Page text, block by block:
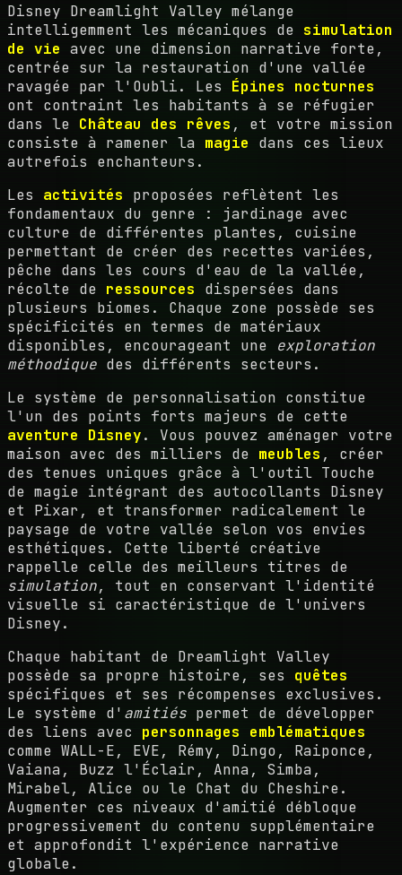
Disney Dreamlight Valley mélange
intelligemment les mécaniques de simulation
de vie avec une dimension narrative forte,
centrée sur la restauration d'une vallée
ravagée par l'Oubli. Les Épines nocturnes
ont contraint les habitants à se réfugier
dans le Château des rêves , et votre mission
consiste à ramener la magie dans ces lieux
autrefois enchanteurs.
Les activités proposées reflètent les
fondamentaux du genre : jardinage avec
culture de différentes plantes, cuisine
permettant de créer des recettes variées,
pêche dans les cours d'eau de la vallée,
récolte de ressources dispersées dans
plusieurs biomes. Chaque zone possède ses
spécificités en termes de matériaux
disponibles, encourageant une exploration
méthodique des différents secteurs.
Le système de personnalisation constitue
l'un des points forts majeurs de cette
aventure Disney. Vous pouvez aménager votre
maison avec des milliers de meubles , créer
des tenues uniques grâce à l'outil Touche
de magie intégrant des autocollants Disney
et Pixar, et transformer radicalement le
paysage de votre vallée selon vos envies
esthétiques. Cette liberté créative
rappelle celle des meilleurs titres de
simulation, tout en conservant l'identité
visuelle si caractéristique de l'univers
Disney.
Chaque habitant de Dreamlight Valley
possède sa propre histoire, ses quêtes
spécifiques et ses récompenses exclusives.
Le système d' amitiés permet de développer
des liens avec personnages emblématiques
comme WALL-E, EVE, Rémy, Dingo, Raiponce,
Vaiana, Buzz l'Éclair, Anna, Simba,
Mirabel, Alice ou le Chat du Cheshire.
Augmenter ces niveaux d'amitié débloque
progressivement du contenu supplémentaire
et approfondit l'expérience narrative
globale.